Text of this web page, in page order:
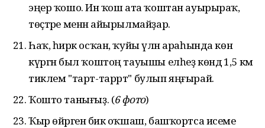
эңер ҡошо. Инә ҡош ата ҡоштан ауырыраҡ, ә
төҫтәре менән айырылмайҙар.
Һаҡ, һирәк осҡан, ҡуйы үлән араһында көн
күргән был ҡоштоң тауышы елһеҙ көндә 1,5 км
тиклем "тарт-таррт" булып яңғырай.
Ҡошто танығыҙ. (6 фото)
Ҡыр өйрәгенә бик оҡшаш, башҡортса исеме